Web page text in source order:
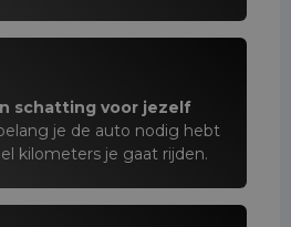
schatting voor jezelf
je de auto nodig hebt
kilometers je gaat rijden.